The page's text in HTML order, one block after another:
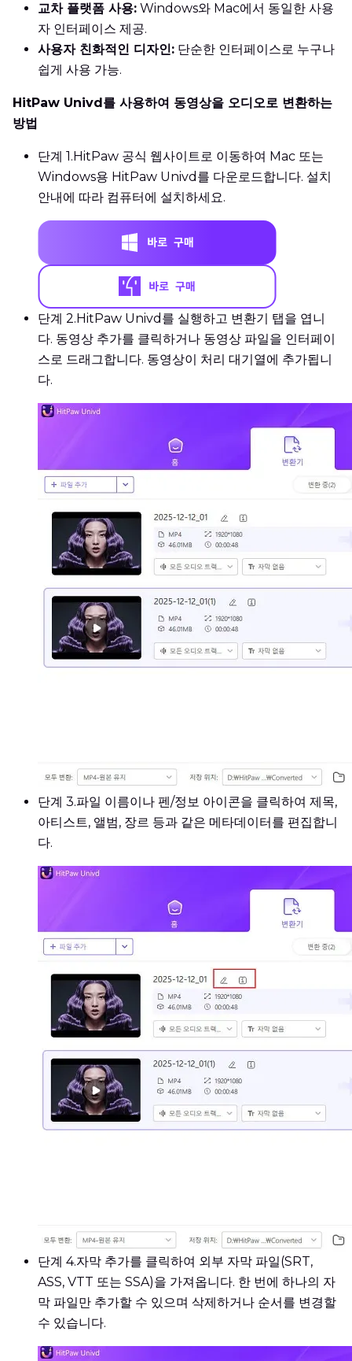
교차 플랫폼 사용: Windows와 Mac에서 동일한 사용
자 인터페이스 제공.
사용자 친화적인 디자인: 단순한 인터페이스로 누구나
쉽게 사용 가능.
HitPaw Univd를 사용하여 동영상을 오디오로 변환하는
방법
단계 1. HitPaw 공식 웹사이트로 이동하여 Mac 또는
Windows용 HitPaw Univd를 다운로드합니다. 설치
안내에 따라 컴퓨터에 설치하세요.
단계 2. HitPaw Univd를 실행하고 변환기 탭을 엽니
다. 동영상 추가를 클릭하거나 동영상 파일을 인터페이
스로 드래그합니다. 동영상이 처리 대기열에 추가됩니
다.
단계 3.파일 이름이나 펜/정보 아이콘을 클릭하여 제목,
아티스트, 앨범, 장르 등과 같은 메타데이터를 편집합니
다.
단계 4.자막 추가를 클릭하여 외부 자막 파일(SRT,
ASS, VTT 또는 SSA)을 가져옵니다. 한 번에 하나의 자
막 파일만 추가할 수 있으며 삭제하거나 순서를 변경할
수 있습니다.